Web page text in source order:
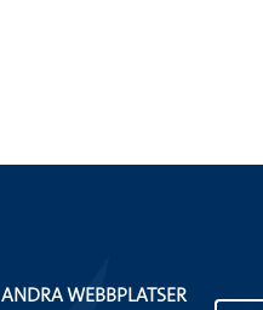
ANDRA WEBBPLATSER